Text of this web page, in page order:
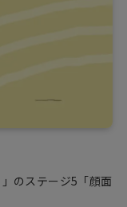
のステージ5「顔面